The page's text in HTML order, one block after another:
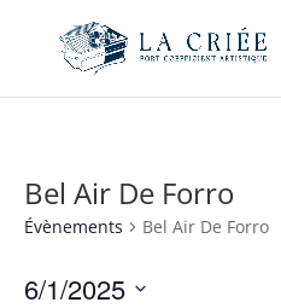
Bel Air De Forro
Évènements Bel Air De Forro
6/1/2025